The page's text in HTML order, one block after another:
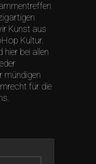
Kunst aus
Kultur.
hier bei allen
mündigen
für die